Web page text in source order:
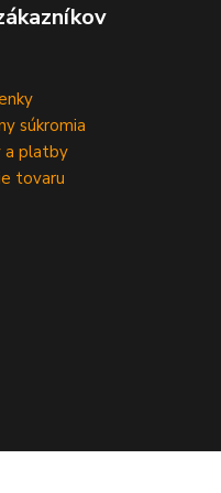
súkromia
a platby
tovaru